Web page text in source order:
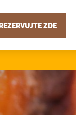
REZERVUJTE ZDE